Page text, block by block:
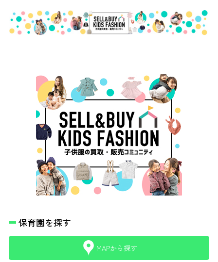
保育園を探す
MAPから探す